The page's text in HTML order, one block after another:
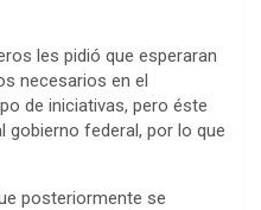
les pidió que esperaran
necesarios en el
de iniciativas, pero éste
gobierno federal, por lo que
posteriormente se